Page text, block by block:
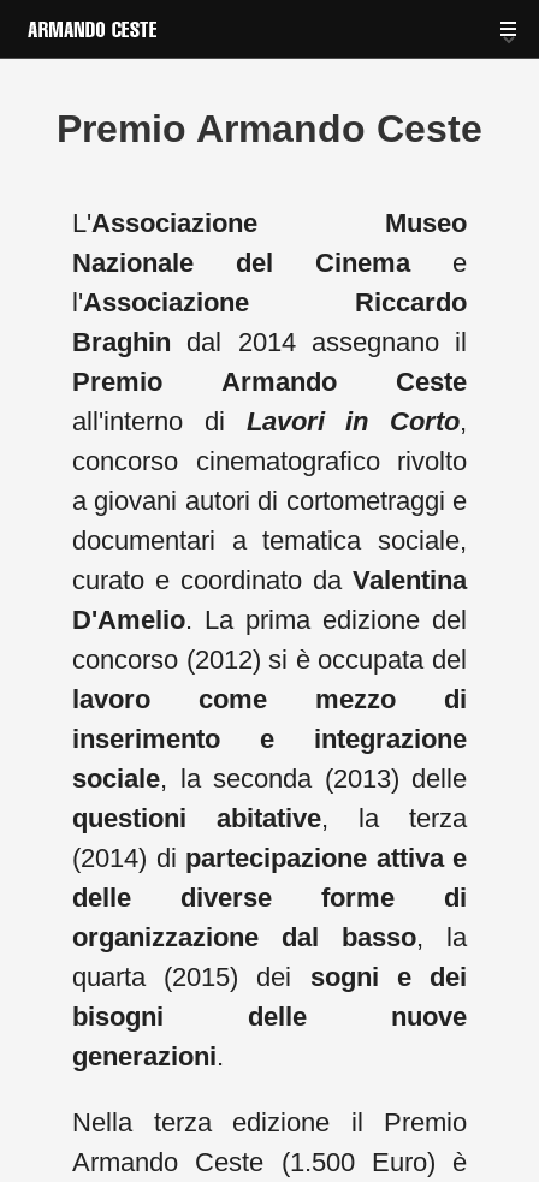
Premio Armando Ceste
L'Associazione Museo
Nazionale del Cinemae
l'Associazione Riccardo
Braghin dal 2014 assegnano il
Premio Armando Ceste
all'interno di Lavori in Corto,
concorso cinematografico rivolto
a giovani autori di cortometraggi e
documentari a tematica sociale,
curato e coordinato da Valentina
D'Amelio. La prima edizione del
concorso (2012) si è occupata del
lavoro come mezzo di
inserimento e integrazione
sociale, la seconda (2013) delle
questioni abitative, la terza
(2014) di partecipazione attiva e
delle diverse forme di
organizzazione dal basso, la
quarta (2015) dei sogni e dei
bisogni delle nuove
generazioni.
Nella terza edizione il Premio
Armando Ceste (1.500 Euro) è